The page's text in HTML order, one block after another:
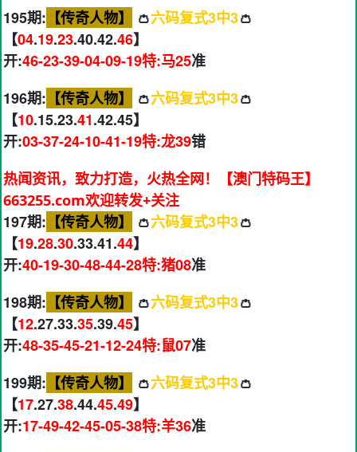
195期: 【传奇人物】 👛六码复式3中3👛
【04.19.23.40.42.46】
开:46-23-39-04-09-19特:马25准
196期: 【传奇人物】 👛六码复式3中3👛
【10.15.23.41.42.45】
开:03-37-24-10-41-19特:龙39错
热闻资讯，致力打造，火热全网！【澳门特码王】
663255.com欢迎转发+关注
197期: 【传奇人物】 👛六码复式3中3👛
【19.28.30.33.41.44】
开:40-19-30-48-44-28特:猪08准
198期: 【传奇人物】 👛六码复式3中3👛
【12.27.33.35.39.45】
开:48-35-45-21-12-24特:鼠07准
199期: 【传奇人物】 👛六码复式3中3👛
【17.27.38.44.45.49】
开:17-49-42-45-05-38特:羊36准